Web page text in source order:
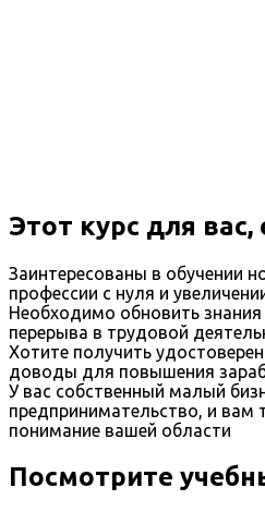
Этот курс для вас,
Заинтересованы в обучении
профессии с нуля и
Необходимо обновить знания
перерыва в трудовой
Хотите получить
доводы для повышения
У вас собственный малый
предпринимательство, и вам
понимание вашей области
Посмотрите